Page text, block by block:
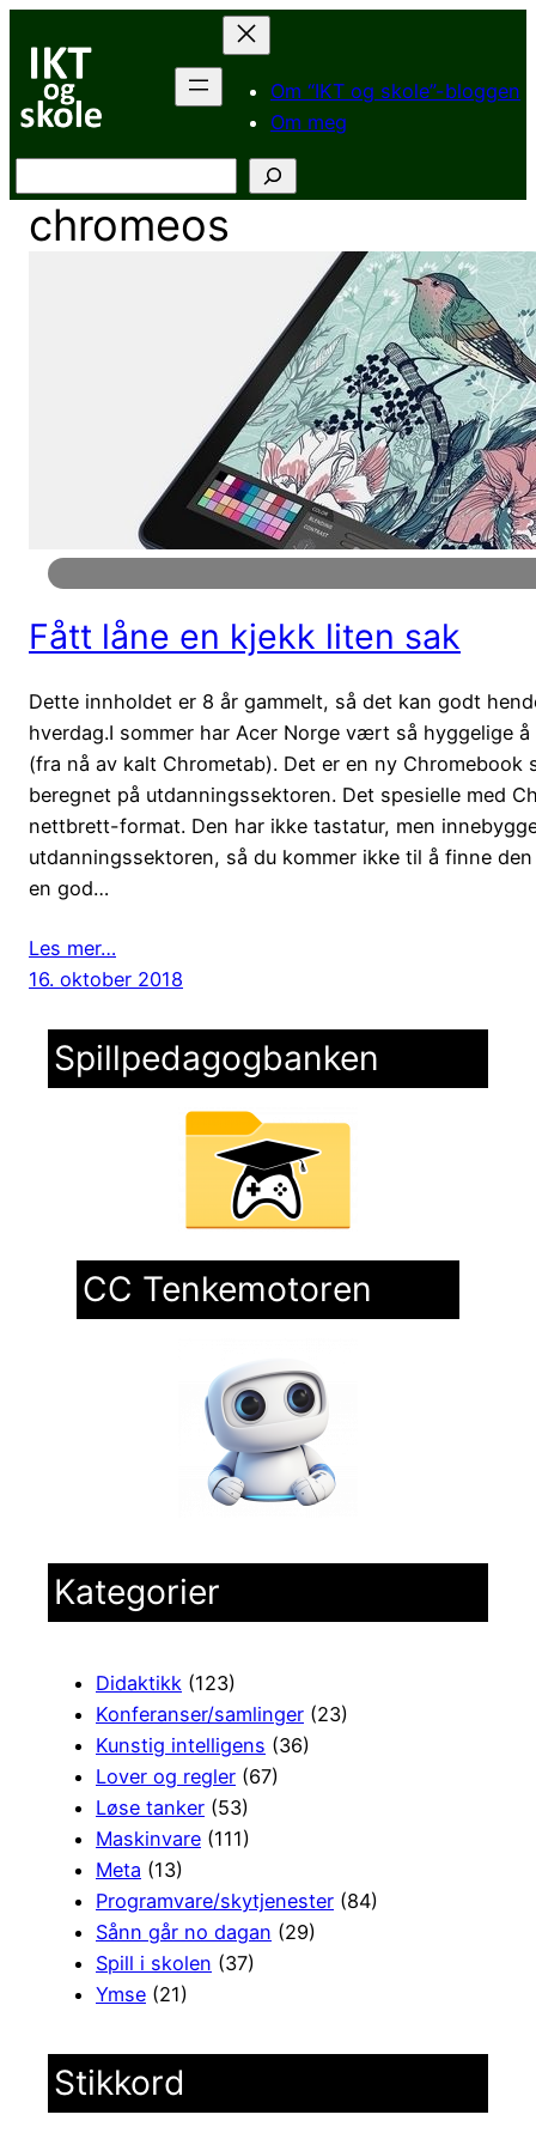
innhold
Om “IKT og skole”-bloggen
Om meg
chromeos
Fått låne en kjekk liten sak
Dette innholdet er 8 år gammelt, så det kan godt
hverdag.I sommer har Acer Norge vært så hyggelige
(fra nå av kalt Chrometab). Det er en ny
beregnet på utdanningssektoren. Det spesielle med
nettbrett-format. Den har ikke tastatur, men
utdanningssektoren, så du kommer ikke til å finne
en god…
Les mer…
16. oktober 2018
Spillpedagogbanken
CC Tenkemotoren
Kategorier
Didaktikk (123)
Konferanser/samlinger (23)
Kunstig intelligens (36)
Lover og regler (67)
Løse tanker (53)
Maskinvare (111)
Meta (13)
Programvare/skytjenester (84)
Sånn går no dagan (29)
Spill i skolen (37)
Ymse (21)
Stikkord